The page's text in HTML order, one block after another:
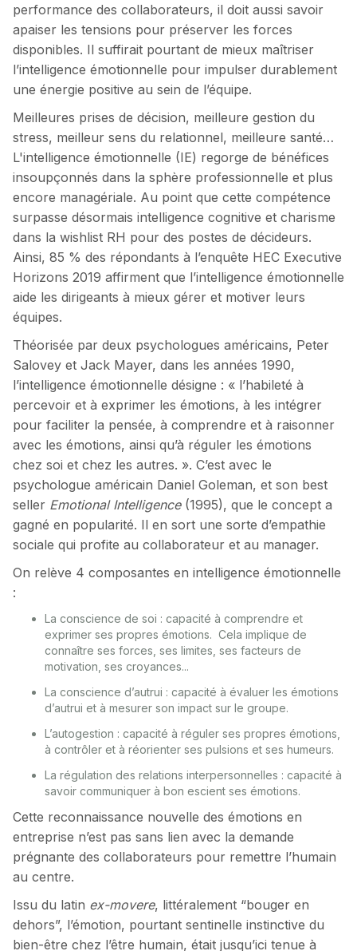
performance des collaborateurs, il doit aussi savoir
apaiser les tensions pour préserver les forces
disponibles. Il suffirait pourtant de mieux maîtriser
l’intelligence émotionnelle pour impulser durablement
une énergie positive au sein de l’équipe.
Meilleures prises de décision, meilleure gestion du
stress, meilleur sens du relationnel, meilleure santé…
L'intelligence émotionnelle (IE) regorge de bénéfices
insoupçonnés dans la sphère professionnelle et plus
encore managériale. Au point que cette compétence
surpasse désormais intelligence cognitive et charisme
dans la wishlist RH pour des postes de décideurs.
Ainsi, 85 % des répondants à l’enquête HEC Executive
Horizons 2019 affirment que l’intelligence émotionnelle
aide les dirigeants à mieux gérer et motiver leurs
équipes.
Théorisée par deux psychologues américains, Peter
Salovey et Jack Mayer, dans les années 1990,
l’intelligence émotionnelle désigne : « l’habileté à
percevoir et à exprimer les émotions, à les intégrer
pour faciliter la pensée, à comprendre et à raisonner
avec les émotions, ainsi qu’à réguler les émotions
chez soi et chez les autres. ». C’est avec le
psychologue américain Daniel Goleman, et son best
seller Emotional Intelligence (1995), que le concept a
gagné en popularité. Il en sort une sorte d’empathie
sociale qui profite au collaborateur et au manager.
On relève 4 composantes en intelligence émotionnelle
:
La conscience de soi : capacité à comprendre et
exprimer ses propres émotions. Cela implique de
connaître ses forces, ses limites, ses facteurs de
motivation, ses croyances...
La conscience d’autrui : capacité à évaluer les émotions
d’autrui et à mesurer son impact sur le groupe.
L’autogestion : capacité à réguler ses propres émotions,
à contrôler et à réorienter ses pulsions et ses humeurs.
La régulation des relations interpersonnelles : capacité à
savoir communiquer à bon escient ses émotions.
Cette reconnaissance nouvelle des émotions en
entreprise n’est pas sans lien avec la demande
prégnante des collaborateurs pour remettre l’humain
au centre.
Issu du latin ex-movere, littéralement “bouger en
dehors”, l’émotion, pourtant sentinelle instinctive du
bien-être chez l’être humain, était jusqu’ici tenue à